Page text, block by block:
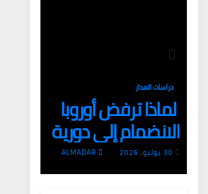
دراسات المدار
لماذا ترفض أوروبا
الانضمام إلى دورية
مشتركة لتأمين
الملاحة البحرية؟
30 يوليو، 2026 ALMADAR